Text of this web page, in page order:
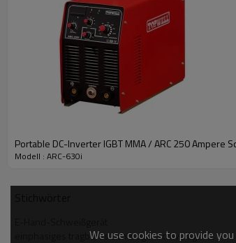
Portable DC-Inverter IGBT MMA / ARC 250 Ampere
Modell : ARC-630i
einphasiges tragbares Lichtbogenschweißgerät
We use cookies to provide